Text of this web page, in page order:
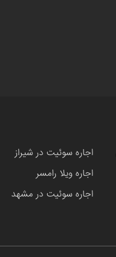
اجاره سوئیت در شیراز
اجاره ویلا رامسر
اجاره سوئیت در مشهد